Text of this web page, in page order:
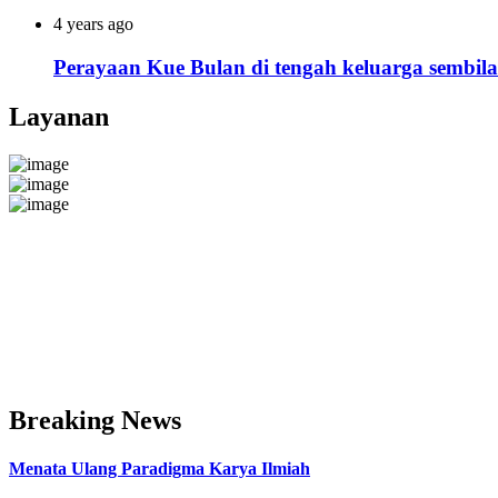
4 years ago
Perayaan Kue Bulan di tengah keluarga
Layanan
Breaking News
Menata Ulang Paradigma Karya Ilmiah